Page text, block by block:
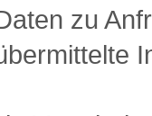
Daten zu